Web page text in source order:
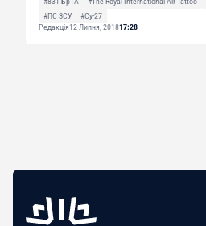
#ПС ЗСУ
#Су-27
Редакція12 Липня, 201817:28